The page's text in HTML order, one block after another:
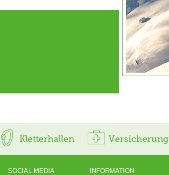
Kletterhallen Versicherung
SOCIAL MEDIA
INFORMATION